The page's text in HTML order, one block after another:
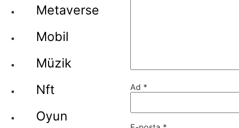
Metaverse
Mobil
Müzik
Nft
Oyun
Ad *